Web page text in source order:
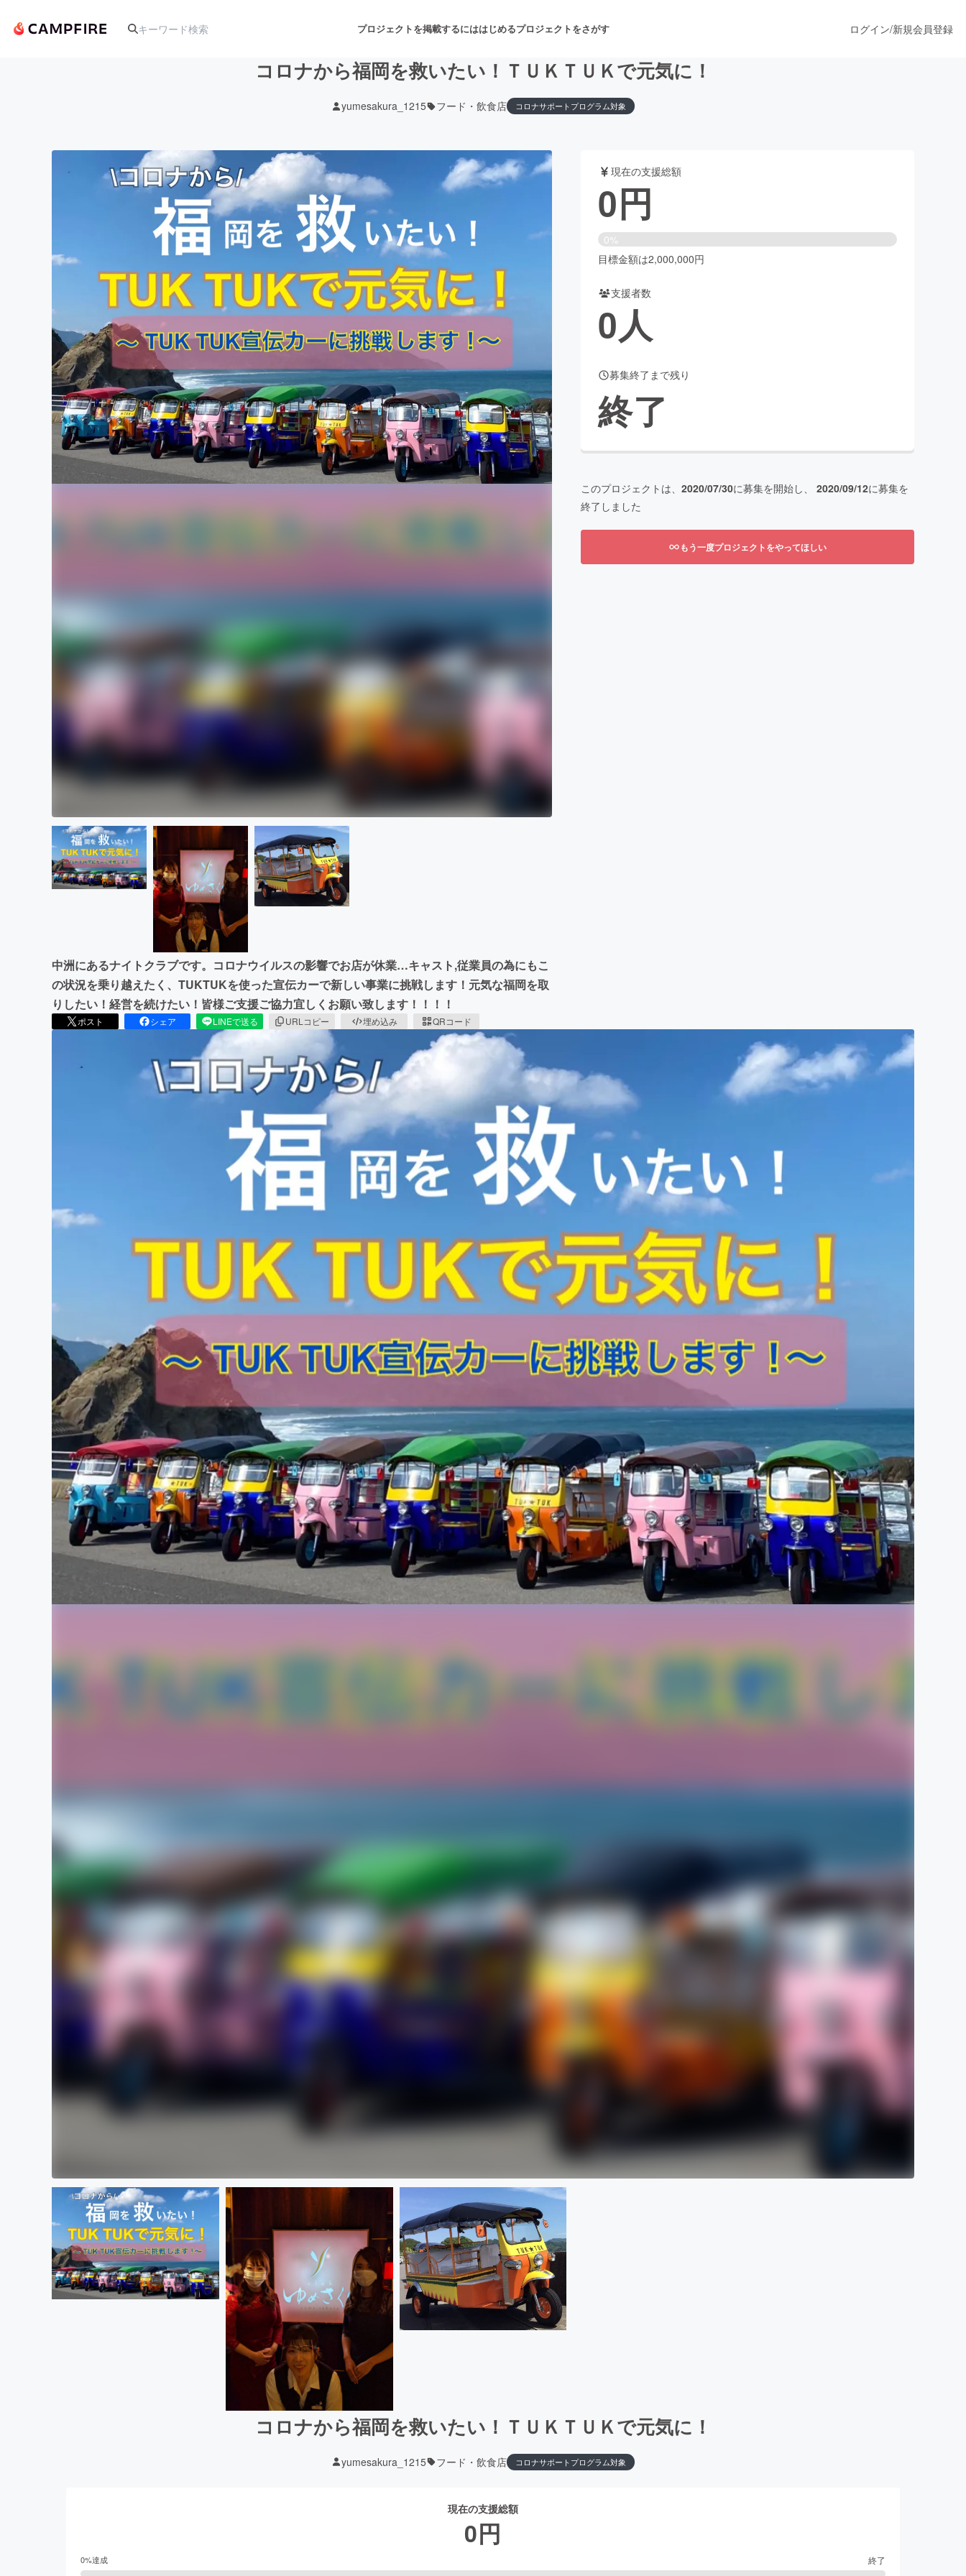
プロジェクトを掲載するにははじめるプロジェクトをさがす
アート・写真 音楽 舞台・パフォーマンス
テクノロジー・ガジェット ゲーム・サービス開発 フード・飲食店
映像・映画 書籍・雑誌出版
ビジネス・起業 チャレンジ ビューティー・ヘルスケア
まちづくり・地域活性化
CAMPFIRE for Social Good
CAMPFIREふるさと納税machi-yaコミュニティ
ログイン/新規会員登録
コロナから福岡を救いたい！ＴＵＫＴＵＫで元気に！
yumesakura_1215 フード・飲食店 コロナサポートプログラム対象
中洲にあるナイトクラブです。コロナウイルスの影響でお店が休業…キャスト,従業員の為にもこ
の状況を乗り越えたく、TUKTUKを使った宣伝カーで新しい事業に挑戦します！元気な福岡を取
りしたい！経営を続けたい！皆様ご支援ご協力宜しくお願い致します！！！！
ポスト シェア LINEで送る URLコピー 埋め込み QRコード
現在の支援総額
0円
0%
目標金額は2,000,000円
支援者数
0人
募集終了まで残り
終了
このプロジェクトは、 2020/07/30に募集を開始し、 2020/09/12に募集を
終了しました
もう一度プロジェクトをやってほしい
コロナから福岡を救いたい！ＴＵＫＴＵＫで元気に！
yumesakura_1215 フード・飲食店 コロナサポートプログラム対象
現在の支援総額
0円
0%達成 終了